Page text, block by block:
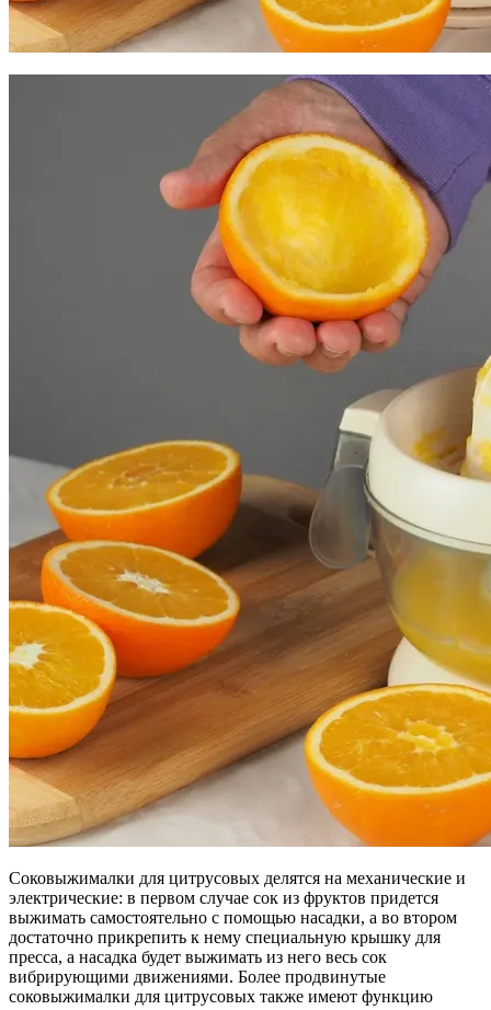
Соковыжималки для цитрусовых делятся на механические и
электрические: в первом случае сок из фруктов придется
выжимать самостоятельно с помощью насадки, а во втором
достаточно прикрепить к нему специальную крышку для
пресса, а насадка будет выжимать из него весь сок
вибрирующими движениями. Более продвинутые
соковыжималки для цитрусовых также имеют функцию